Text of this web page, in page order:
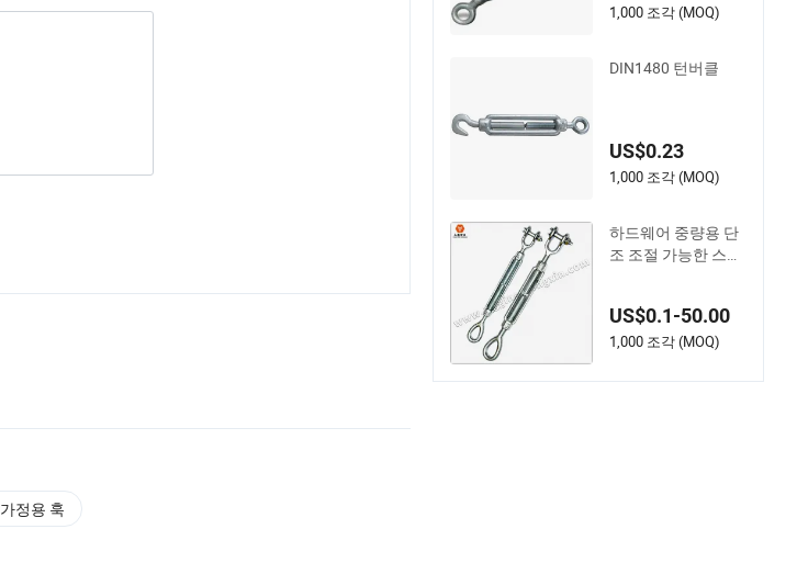
가정용 훅
1,000 조각 (MOQ)
DIN1480 턴버클
US$0.23
1,000 조각 (MOQ)
하드웨어 중량용 단
조 조절 가능한 스테
트 턴버클 와이어 로
프|스틸 와이어 로프
틸 턴버클
US$0.1-50.00
1,000 조각 (MOQ)